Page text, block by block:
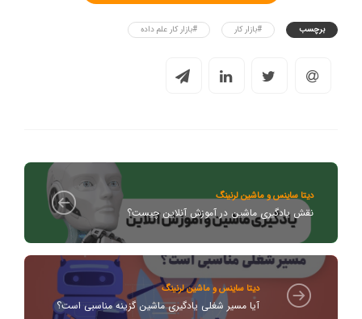
برچسب #بازار کار #بازار کار علم داده
دیتا ساینس و ماشین لرنینگ
نقش یادگیری ماشین در آموزش آنلاین چیست؟
دیتا ساینس و ماشین لرنینگ
آیا مسیر شغلی یادگیری ماشین گزینه مناسبی است؟